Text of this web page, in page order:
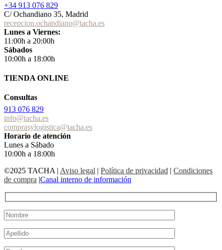
+34 913 076 829
C/ Ochandiano 35, Madrid
recepcion.ochandiano@tacha.es
Lunes a Viernes:
11:00h a 20:00h
Sábados
10:00h a 18:00h
TIENDA ONLINE
Consultas
913 076 829
info@tacha.es
comprasylogistica@tacha.es
Horario de atención
Lunes a Sábado
10:00h a 18:00h
©2025 TACHA | Aviso legal | Política de privacidad | Condiciones
de compra |Canal interno de información